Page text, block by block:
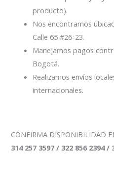
producto).
Nos encontramos
Calle 65 #26-23.
Manejamos pagos
Bogotá.
Realizamos envíos
internacionales.
CONFIRMA DISPONIBILIDAD
314 257 3597 / 322 856 2394 /